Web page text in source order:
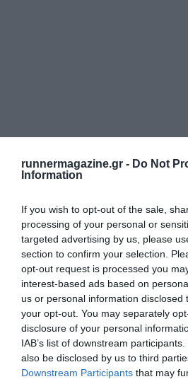
runnermagazine.gr - Do Not
Information
If you wish to opt-out of the sale,
processing of your personal or
targeted advertising by us, please
section to confirm your selection.
opt-out request is processed you
interest-based ads based on
us or personal information disclosed
your opt-out. You may separately
disclosure of your personal
IAB’s list of downstream
also be disclosed by us to third
Downstream Participants that may